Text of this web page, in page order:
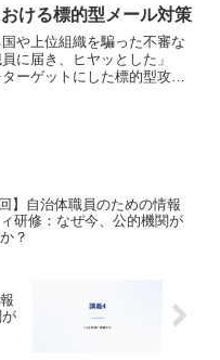
サービスや生成AIの活用が日
ンと...
ける標的型メール対策
国や上位組織を騙った不審な
に届き、ヒヤッとした」
ターゲットにした標的型攻撃
】自治体職員のための情報
研修：なぜ今、公的機関が
？